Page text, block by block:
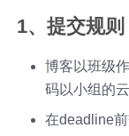
1、提交规则
博客以班级
码以小组的
在deadline